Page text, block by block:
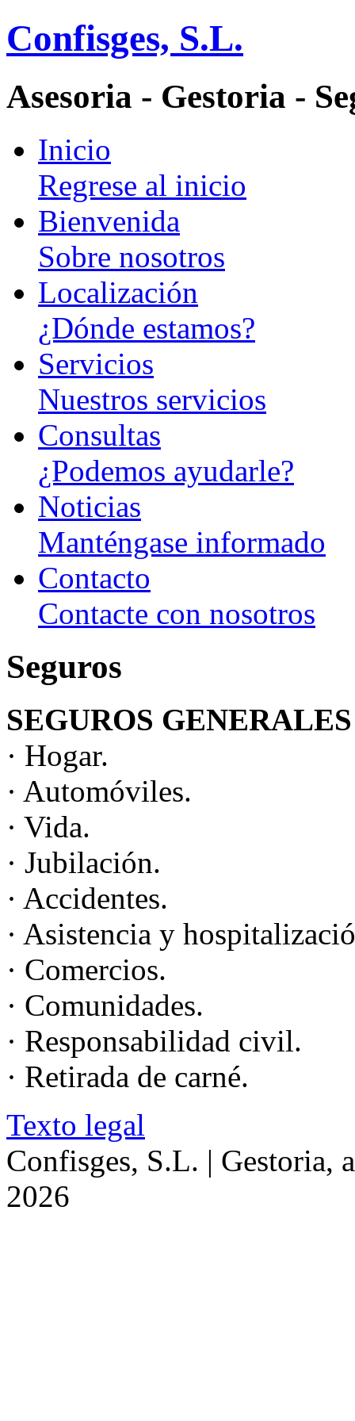
Confisges, S.L.
Asesoria - Gestoria -
Inicio
Regrese al inicio
Bienvenida
Sobre nosotros
Localización
¿Dónde estamos?
Servicios
Nuestros servicios
Consultas
¿Podemos ayudarle?
Noticias
Manténgase informado
Contacto
Contacte con nosotros
Seguros
SEGUROS GENERALES
· Hogar.
· Automóviles.
· Vida.
· Jubilación.
· Accidentes.
· Asistencia y
· Comercios.
· Comunidades.
· Responsabilidad civil.
· Retirada de carné.
Texto legal
Confisges, S.L. | Gestoria,
2026